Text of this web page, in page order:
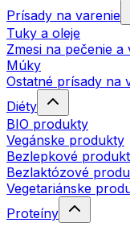
Prísady na varenie
Tuky a oleje
Zmesi na pečenie a
Múky
Ostatné prísady na
Diéty
BIO produkty
Vegánske produkty
Bezlepkové
Bezlaktózové
Vegetariánske
Proteíny